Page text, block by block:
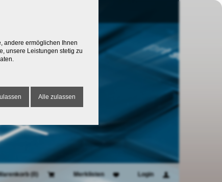
(0 Merklisten Login
andere ermöglichen Ihnen
unsere Leistungen stetig zu
Alle zulassen